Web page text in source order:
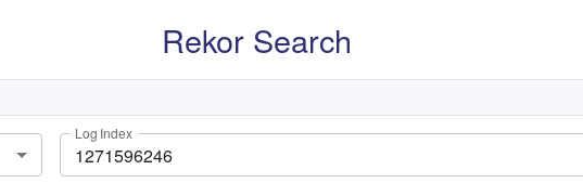
Rekor Search
Log Index